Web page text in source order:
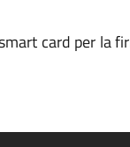
card per la